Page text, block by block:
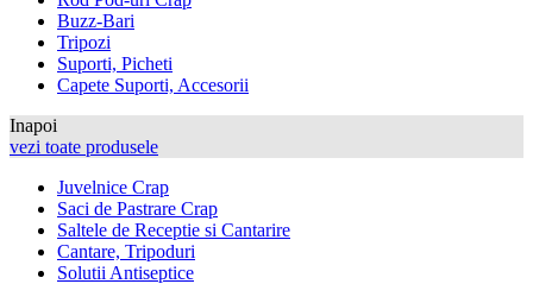
Buzz-Bari
Tripozi
Suporti, Picheti
Capete Suporti, Accesorii
Inapoi
vezi toate produsele
Juvelnice Crap
Saci de Pastrare Crap
Saltele de Receptie si Cantarire
Cantare, Tripoduri
Solutii Antiseptice